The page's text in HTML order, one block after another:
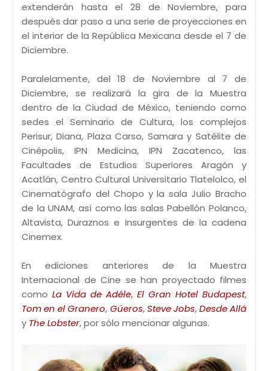
extenderán hasta el 28 de Noviembre, para
después dar paso a una serie de proyecciones en
el interior de la República Mexicana desde el 7 de
Diciembre.
Paralelamente, del 18 de Noviembre al 7 de
Diciembre, se realizará la gira de la Muestra
dentro de la Ciudad de México, teniendo como
sedes el Seminario de Cultura, los complejos
Perisur, Diana, Plaza Carso, Samara y Satélite de
Cinépolis, IPN Medicina, IPN Zacatenco, las
Facultades de Estudios Superiores Aragón y
Acatlán, Centro Cultural Universitario Tlatelolco, el
Cinematógrafo del Chopo y la sala Julio Bracho
de la UNAM, así como las salas Pabellón Polanco,
Altavista, Duraznos e Insurgentes de la cadena
Cinemex.
En ediciones anteriores de la Muestra
Internacional de Cine se han proyectado filmes
como La Vida de Adéle, El Gran Hotel Budapest,
Tom en el Granero, Güeros,Steve Jobs,Desde Allá
y The Lobster, por sólo mencionar algunas.